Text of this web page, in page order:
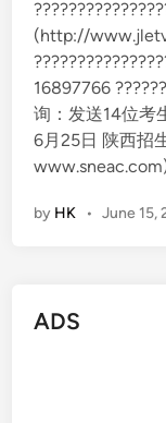
(http://
16897766
询：发送14位考
6月25日 陕西招
by HK • June 15,
ADS